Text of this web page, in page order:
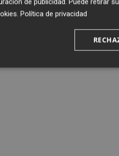
. Política de privacidad